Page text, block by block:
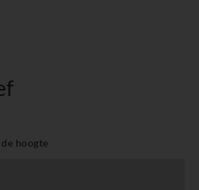
hoogte